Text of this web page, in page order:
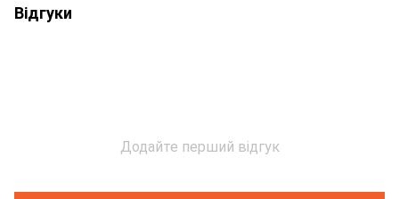
Відгуки
Додайте перший відгук